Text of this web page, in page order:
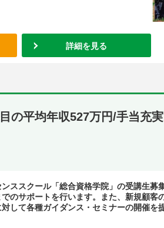
詳細を見る
の平均年収527万円/手当充実
ススクール「総合資格学院」の受講生募
のサポートを行います。また、新規顧客
して各種ガイダンス・セミナーの開催を